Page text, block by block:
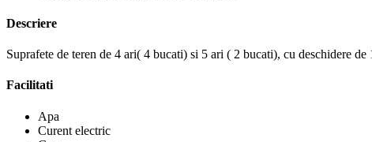
Descriere
Suprafete de teren de 4 ari( 4 bucati) si 5 ari ( 2 bucati), cu deschidere
Facilitati
Apa
Curent electric